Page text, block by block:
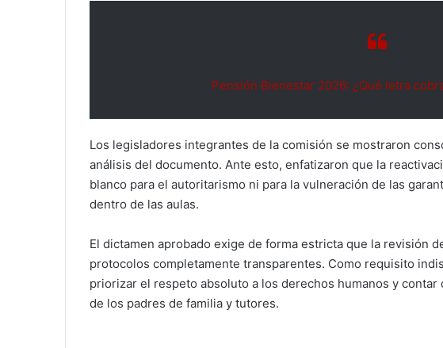
Pensión Bienestar 2026: ¿Qué letra
Los legisladores integrantes de la comisión se mostraron
análisis del documento. Ante esto, enfatizaron que la
blanco para el autoritarismo ni para la vulneración de las
dentro de las aulas.
El dictamen aprobado exige de forma estricta que la revisión
protocolos completamente transparentes. Como requisito
priorizar el respeto absoluto a los derechos humanos y
de los padres de familia y tutores.